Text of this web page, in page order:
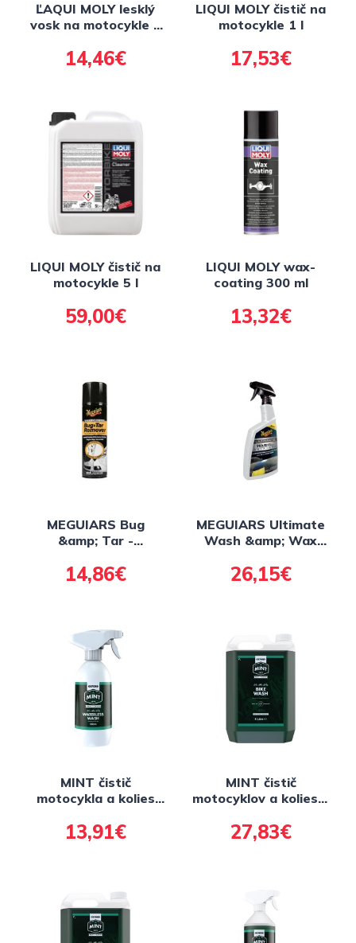
ĽAQUI MOLY lesklý
vosk na motocykle v
14,46€
LIQUI MOLY čistič na
motocykle 1 l
17,53€
LIQUI MOLY čistič na
motocykle 5 l
59,00€
LIQUI MOLY wax-
coating 300 ml
13,32€
MEGUIARS Bug
&amp; Tar -
425 g
14,86€
MEGUIARS Ultimate
Wash &amp; Wax
pre umývanie bez
vody, 768 ml
26,15€
MINT čistič
motocykla a kolies
500ml
13,91€
MINT čistič
motocyklov a kolies 5
27,83€